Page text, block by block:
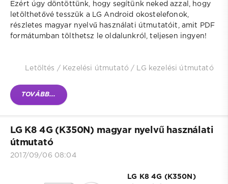
Ezért úgy döntöttünk, hogy segítünk neked azzal, hogy
letölthetővé tesszük a LG Android okostelefonok,
részletes magyar nyelvű használati útmutatóit, amit PDF
formátumban tölthetsz le oldalunkról, teljesen ingyen!
Letöltés / Kezelési útmutató / LG kezelési útmutató
TOVÁBB...
LG K8 4G (K350N) magyar nyelvű használati
útmutató
2017/09/06 08:04
LG K8 4G (K350N)